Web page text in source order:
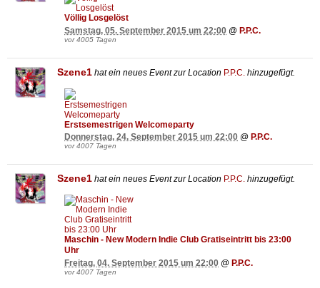
Völlig Losgelöst
Samstag, 05. September 2015 um 22:00 @ P.P.C.
vor 4005 Tagen
Szene1 hat ein neues Event zur Location P.P.C. hinzugefügt.
Erstsemestrigen Welcomeparty
Donnerstag, 24. September 2015 um 22:00 @ P.P.C.
vor 4007 Tagen
Szene1 hat ein neues Event zur Location P.P.C. hinzugefügt.
Maschin - New Modern Indie Club Gratiseintritt bis 23:00
Uhr
Freitag, 04. September 2015 um 22:00 @ P.P.C.
vor 4007 Tagen